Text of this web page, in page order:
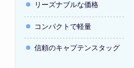
リーズナブルな価格
コンパクトで軽量
信頼のキャプテンスタッグ